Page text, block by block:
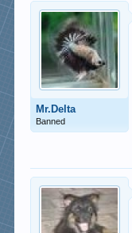
Mr.Delta
Banned